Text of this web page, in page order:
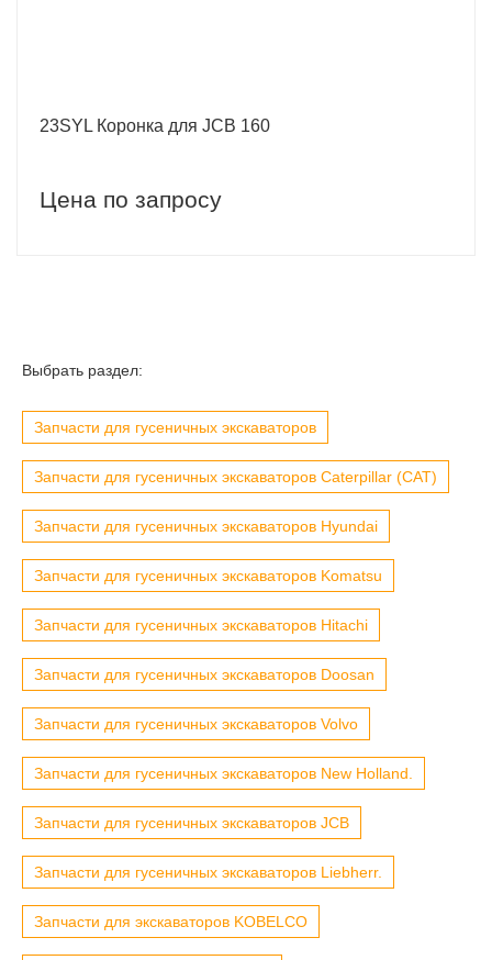
23SYL Коронка для JCB 160
Цена по запросу
Выбрать раздел:
Запчасти для гусеничных экскаваторов
Запчасти для гусеничных экскаваторов Caterpillar (CAT)
Запчасти для гусеничных экскаваторов Hyundai
Запчасти для гусеничных экскаваторов Komatsu
Запчасти для гусеничных экскаваторов Hitachi
Запчасти для гусеничных экскаваторов Doosan
Запчасти для гусеничных экскаваторов Volvo
Запчасти для гусеничных экскаваторов New Holland.
Запчасти для гусеничных экскаваторов JCB
Запчасти для гусеничных экскаваторов Liebherr.
Запчасти для экскаваторов KOBELCO